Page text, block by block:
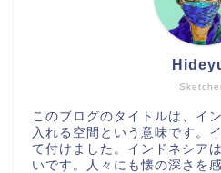
このブログのタイトルは、イ
入れる空間という意味です。
て付けました。インドネシア
いです。人々にも懐の深さを